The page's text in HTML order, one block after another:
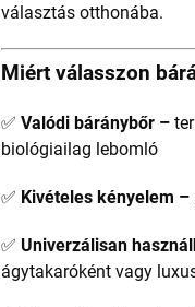
választás otthonába.
Miért válasszon
✅ Valódi báránybőr –
biológiailag lebomló
✅ Kivételes kényelem –
✅ Univerzálisan
ágytakaróként vagy